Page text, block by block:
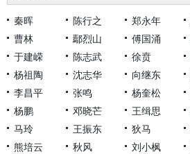
秦晖 陈行之 郑永年
曹林
鄢烈山 傅国涌
于建嵘
陈志武 徐贲
杨祖陶
沈志华 向继东
李昌平
张鸣 杨奎松
杨鹏
邓晓芒 王缉思
马玲
王振东 狄马
熊培云
秋风 刘小枫